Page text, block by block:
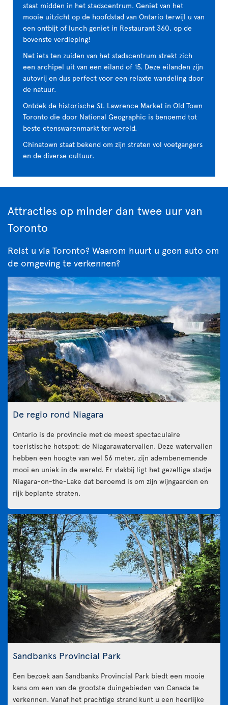
staat midden in het stadscentrum. Geniet van het
mooie uitzicht op de hoofdstad van Ontario terwijl u van
een ontbijt of lunch geniet in Restaurant 360, op de
bovenste verdieping!
Net iets ten zuiden van het stadscentrum strekt zich
een archipel uit van een eiland of 15. Deze eilanden zijn
autovrij en dus perfect voor een relaxte wandeling door
de natuur.
Ontdek de historische St. Lawrence Market in Old Town
Toronto die door National Geographic is benoemd tot
beste etenswarenmarkt ter wereld.
Chinatown staat bekend om zijn straten vol voetgangers
en de diverse cultuur.
Attracties op minder dan twee uur van
Toronto
Reist u via Toronto? Waarom huurt u geen auto om
de omgeving te verkennen?
De regio rond Niagara
Ontario is de provincie met de meest spectaculaire
toeristische hotspot: de Niagarawatervallen. Deze watervallen
hebben een hoogte van wel 56 meter, zijn adembenemende
mooi en uniek in de wereld. Er vlakbij ligt het gezellige stadje
Niagara-on-the-Lake dat beroemd is om zijn wijngaarden en
rijk beplante straten.
Sandbanks Provincial Park
Een bezoek aan Sandbanks Provincial Park biedt een mooie
kans om een van de grootste duingebieden van Canada te
verkennen. Vanaf het prachtige strand kunt u een heerlijke